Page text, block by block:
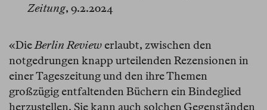
Zeitung, 9.2.2024
«DieBerlin Review erlaubt, zwischen den
notgedrungen knapp urteilenden Rezensionen in
einer Tageszeitung und den ihre Themen
großzügig entfaltenden Büchern ein Bindeglied
herzustellen. Sie kann auch solchen Gegenständen